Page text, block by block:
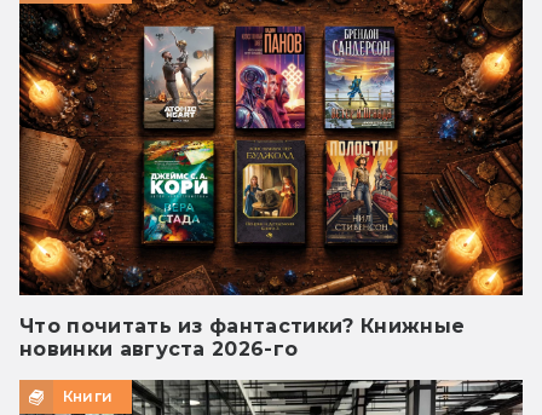
Что почитать из фантастики? Книжные
новинки августа 2026-го
Книги